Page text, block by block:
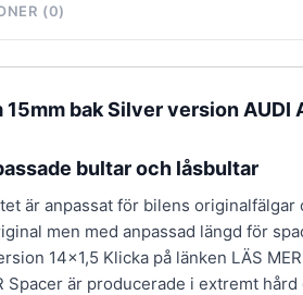
(0)
bak Silver version AUDI
bultar och låsbultar
är anpassat för bilens originalfälgar
men med anpassad längd för
14×1,5 Klicka på länken LÄS
är producerade i extremt hård